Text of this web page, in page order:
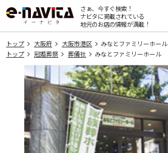
さぁ、今すぐ検索！
ナビタに掲載されている
地元のお店の情報が満載！
トップ 大阪府 大阪市港区
みなとファミリーホール
トップ
冠婚葬祭 葬儀社 みなとファミリーホール